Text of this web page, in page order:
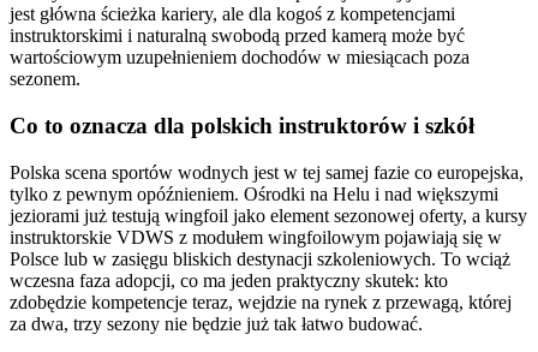
jest główna ścieżka kariery, ale dla kogoś z kompetencjami
instruktorskimi i naturalną swobodą przed kamerą może być
wartościowym uzupełnieniem dochodów w miesiącach poza
sezonem.
Co to oznacza dla polskich instruktorów i szkół
Polska scena sportów wodnych jest w tej samej fazie co europejska,
tylko z pewnym opóźnieniem. Ośrodki na Helu i nad większymi
jeziorami już testują wingfoil jako element sezonowej oferty, a kursy
instruktorskie VDWS z modułem wingfoilowym pojawiają się w
Polsce lub w zasięgu bliskich destynacji szkoleniowych. To wciąż
wczesna faza adopcji, co ma jeden praktyczny skutek: kto
zdobędzie kompetencje teraz, wejdzie na rynek z przewagą, której
za dwa, trzy sezony nie będzie już tak łatwo budować.